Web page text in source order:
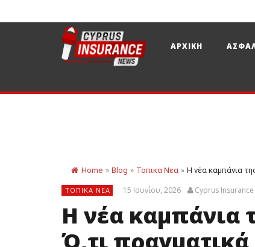
ΑΡΧΙΚΗ
Home » Blog » Τοπικα Νεα » Η νέα καμπάνια
ΤΟΠΙΚΑ ΝΕΑ 15 Ιουνίου, 2026 Cyprus
Η νέα καμπάνια